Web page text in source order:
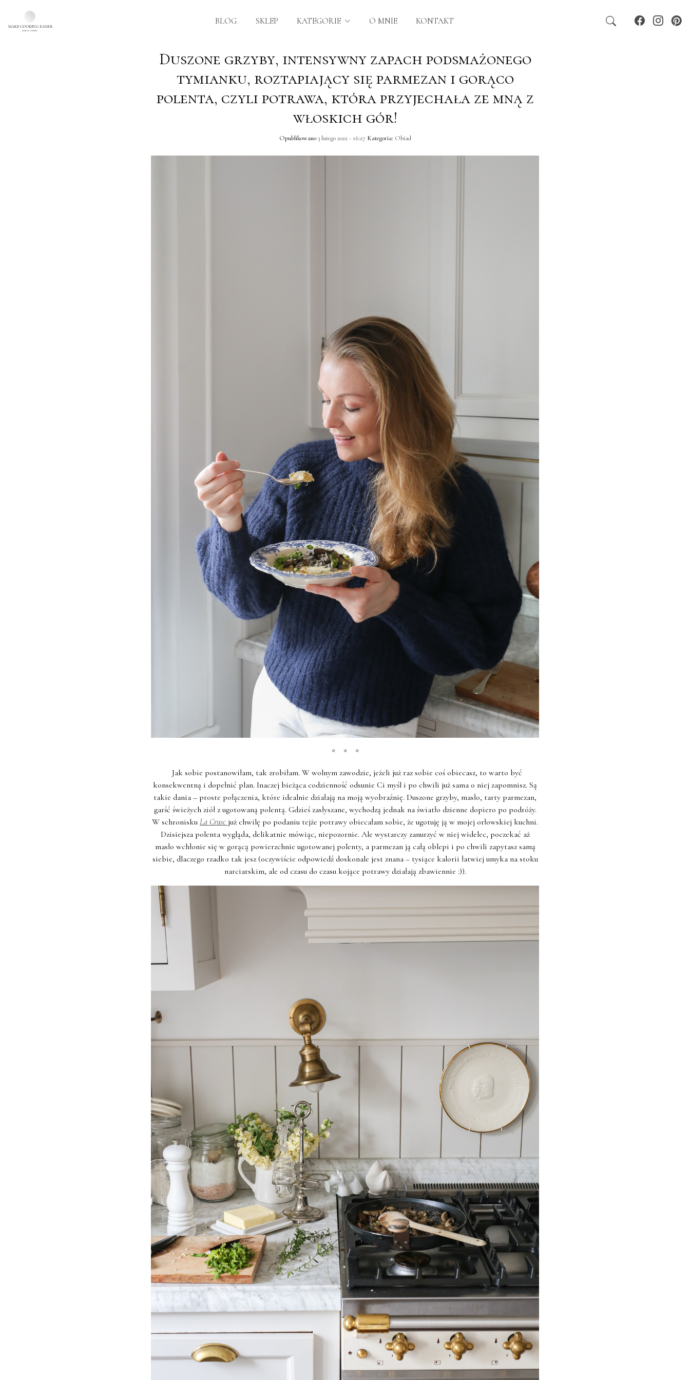
BLOG SKLEP KATEGORIE O MNIE KONTAKT
Duszone grzyby, intensywny zapach podsmażonego
tymianku, roztapiający się parmezan i gorąco
polenta, czyli potrawa, która przyjechała ze mną z
włoskich gór!
Opublikowano3 lutego 2022 - 16:27 Kategoria: Obiad
* * *
Jak sobie postanowiłam, tak zrobiłam. W wolnym zawodzie, jeżeli już raz sobie coś obiecasz, to warto być
konsekwentną i dopełnić plan. Inaczej bieżąca codzienność odsunie Ci myśl i po chwili już sama o niej zapomnisz. Są
takie dania – proste połączenia, które idealnie działają na moją wyobraźnię. Duszone grzyby, masło, tarty parmezan,
garść świeżych ziół z ugotowaną polentą. Gdzieś zasłyszane, wychodzą jednak na światło dzienne dopiero po podróży.
W schronisku La Crusc już chwilę po podaniu tejże potrawy obiecałam sobie, że ugotuję ją w mojej orłowskiej kuchni.
Dzisiejsza polenta wygląda, delikatnie mówiąc, niepozornie. Ale wystarczy zanurzyć w niej widelec, poczekać aż
masło wchłonie się w gorącą powierzchnie ugotowanej polenty, a parmezan ją całą oblepi i po chwili zapytasz samą
siebie, dlaczego rzadko tak jesz (oczywiście odpowiedź doskonale jest znana – tysiące kalorii łatwiej umyka na stoku
narciarskim, ale od czasu do czasu kojące potrawy działają zbawiennie :)).